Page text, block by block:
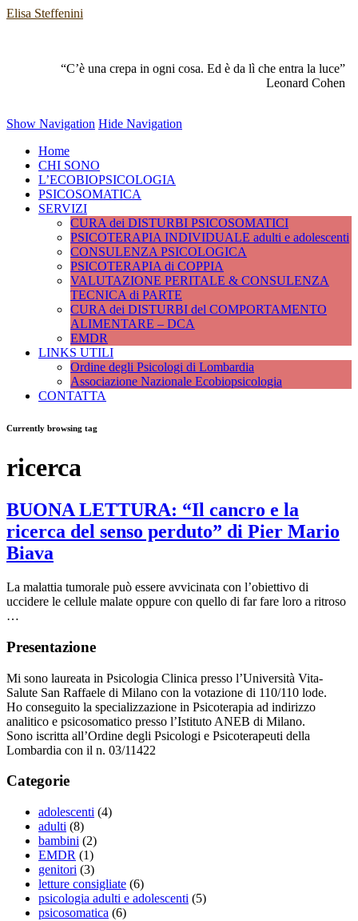
Elisa Steffenini
“C’è una crepa in ogni cosa. Ed è da lì che entra la luce”
Leonard Cohen
Show Navigation Hide Navigation
Home
CHI SONO
L’ECOBIOPSICOLOGIA
PSICOSOMATICA
SERVIZI
CURA dei DISTURBI PSICOSOMATICI
PSICOTERAPIA INDIVIDUALE adulti e adolescenti
CONSULENZA PSICOLOGICA
PSICOTERAPIA di COPPIA
VALUTAZIONE PERITALE & CONSULENZA
TECNICA di PARTE
CURA dei DISTURBI del COMPORTAMENTO
ALIMENTARE – DCA
EMDR
LINKS UTILI
Ordine degli Psicologi di Lombardia
Associazione Nazionale Ecobiopsicologia
CONTATTA
Currently browsing tag
ricerca
BUONA LETTURA: “Il cancro e la
ricerca del senso perduto” di Pier Mario
Biava
La malattia tumorale può essere avvicinata con l’obiettivo di
uccidere le cellule malate oppure con quello di far fare loro a ritroso
…
Presentazione
Mi sono laureata in Psicologia Clinica presso l’Università Vita-
Salute San Raffaele di Milano con la votazione di 110/110 lode.
Ho conseguito la specializzazione in Psicoterapia ad indirizzo
analitico e psicosomatico presso l’Istituto ANEB di Milano.
Sono iscritta all’Ordine degli Psicologi e Psicoterapeuti della
Lombardia con il n. 03/11422
Categorie
adolescenti (4)
adulti (8)
bambini (2)
EMDR (1)
genitori (3)
letture consigliate (6)
psicologia adulti e adolescenti (5)
psicosomatica (6)